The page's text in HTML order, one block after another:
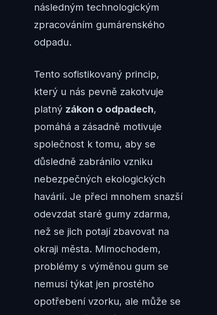
následným technologickým
zpracováním gumárenského
odpadu.
Tento sofistikovaný princip,
který u nás pevně zakotvuje
platný zákon o odpadech,
pomáhá a zásadně motivuje
společnost k tomu, aby se
důsledně zabránilo vzniku
nebezpečných ekologických
havárií. Je přeci mnohem snazší
odevzdat staré gumy zdarma,
než se jich potají zbavovat na
okraji města. Mimochodem,
problémy s výměnou gum se
nemusí týkat jen prostého
opotřebení vzorku, ale může se